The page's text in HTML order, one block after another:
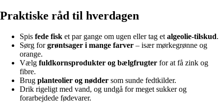
Praktiske råd til hverdagen
Spis fede fisk et par gange om ugen eller tag et algeolie-tilskud.
Sørg forgrøntsager i mange farver – især mørkegrønne og
orange.
Vælg fuldkornsprodukter og bælgfrugter for at få zink og
fibre.
Brug planteolier og nødder som sunde fedtkilder.
Drik rigeligt med vand, og undgå for meget sukker og
forarbejdede fødevarer.